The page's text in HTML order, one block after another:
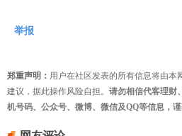
举报
郑重声明： 用户在社区发表的所有信息将由本
建议，据此操作风险自担。 请勿相信代客理财
机号码、公众号、微博、微信及QQ等信息，谨